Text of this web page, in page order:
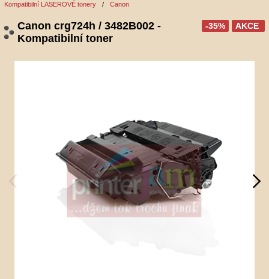
Kompatibilní LASEROVÉ tonery / Canon
AKCE
-35%
Canon crg724h / 3482B002 -
Kompatibilní toner